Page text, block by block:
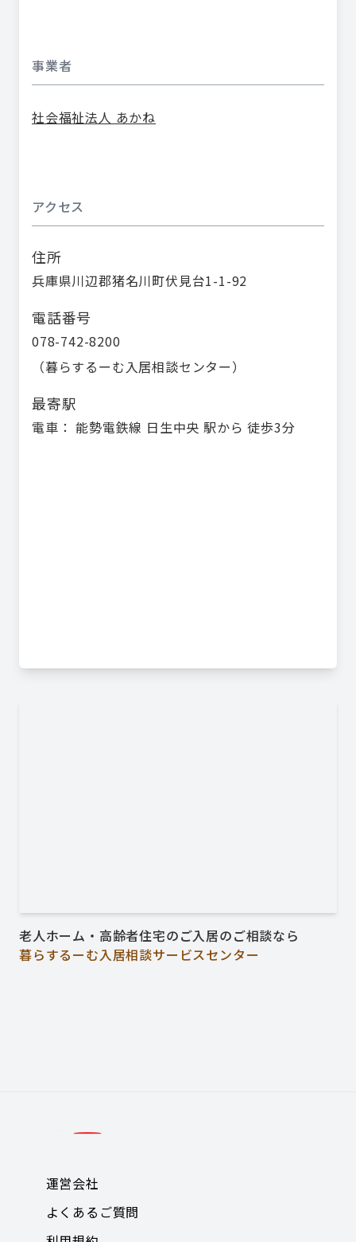
事業者
社会福祉法人 あかね
アクセス
住所
兵庫県川辺郡猪名川町伏見台1-1-92
電話番号
078-742-8200
（暮らするーむ入居相談センター）
最寄駅
電車： 能勢電鉄線 日生中央 駅から 徒歩3分
老人ホーム・高齢者住宅のご入居のご相談なら
暮らするーむ入居相談サービスセンター
運営会社
よくあるご質問